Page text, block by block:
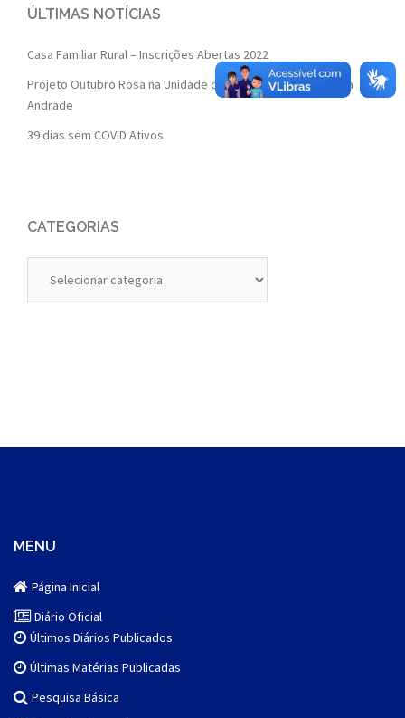
ÚLTIMAS NOTÍCIAS
Casa Familiar Rural – Inscrições Abertas 2022
Projeto Outubro Rosa na Unidade de Saúde da Família Isaura
Andrade
39 dias sem COVID Ativos
CATEGORIAS
MENU
Página Inicial
Diário Oficial
Últimos Diários Publicados
Últimas Matérias Publicadas
Pesquisa Básica